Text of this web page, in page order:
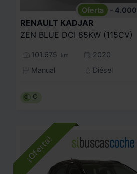
- 4.000
RENAULT KADJAR
ZEN BLUE DCI 85KW (115CV)
101.675 km
2020
Manual
Diésel
C